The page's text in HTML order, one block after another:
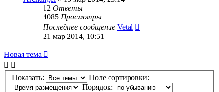
12 Ответы
4085 Просмотры
Последнее сообщение Vetal
21 мар 2014, 10:51
Новая тема
Показать:
Поле сортировки:
Порядок: